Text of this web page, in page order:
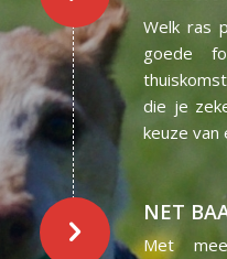
Welk ras
goede
die je
keuze van
NET
Met